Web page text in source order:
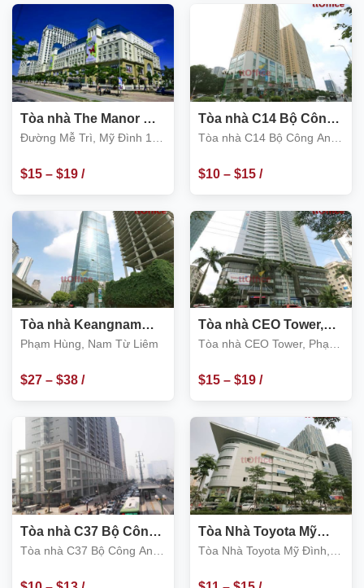
m2
Tòa nhà The Manor Mễ
Trì, Nam Từ Liêm
Đường Mễ Trì, Mỹ Đình 1,
$15– $19/
m2
Tòa nhà C14 Bộ Công
An, Đường Tố Hữu,
Tòa nhà C14 Bộ Công An,
Liêm
$10– $15/
m2
Tòa nhà Keangnam
Hanoi Landmark Tower,
Liêm
Phạm Hùng, Nam Từ Liêm
$27– $38/
m2
Tòa nhà CEO Tower,
Phạm Hùng, Nam Từ
Tòa nhà CEO Tower, Phạm
$15– $19/
m2
Tòa nhà C37 Bộ Công
An, Tố Hữu, quận Nam
Tòa nhà C37 Bộ Công An,
Liêm
Tòa Nhà Toyota Mỹ
Đình, 15 Phạm Hùng,
Tòa Nhà Toyota Mỹ Đình,
Liêm